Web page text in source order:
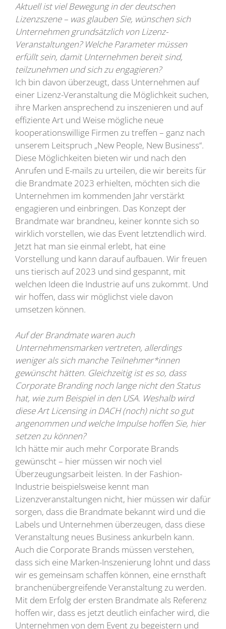
Aktuell ist viel Bewegung in der deutschen
Lizenzszene – was glauben Sie, wünschen sich
Unternehmen grundsätzlich von Lizenz-
Veranstaltungen? Welche Parameter müssen
erfüllt sein, damit Unternehmen bereit sind,
teilzunehmen und sich zu engagieren?
Ich bin davon überzeugt, dass Unternehmen auf
einer Lizenz-Veranstaltung die Möglichkeit suchen,
ihre Marken ansprechend zu inszenieren und auf
effiziente Art und Weise mögliche neue
kooperationswillige Firmen zu treffen – ganz nach
unserem Leitspruch „New People, New Business“.
Diese Möglichkeiten bieten wir und nach den
Anrufen und E-mails zu urteilen, die wir bereits für
die Brandmate 2023 erhielten, möchten sich die
Unternehmen im kommenden Jahr verstärkt
engagieren und einbringen. Das Konzept der
Brandmate war brandneu, keiner konnte sich so
wirklich vorstellen, wie das Event letztendlich wird.
Jetzt hat man sie einmal erlebt, hat eine
Vorstellung und kann darauf aufbauen. Wir freuen
uns tierisch auf 2023 und sind gespannt, mit
welchen Ideen die Industrie auf uns zukommt. Und
wir hoffen, dass wir möglichst viele davon
umsetzen können.
Auf der Brandmate waren auch
Unternehmensmarken vertreten, allerdings
weniger als sich manche Teilnehmer*innen
gewünscht hätten. Gleichzeitig ist es so, dass
Corporate Branding noch lange nicht den Status
hat, wie zum Beispiel in den USA. Weshalb wird
diese Art Licensing in DACH (noch) nicht so gut
angenommen und welche Impulse hoffen Sie, hier
setzen zu können?
Ich hätte mir auch mehr Corporate Brands
gewünscht – hier müssen wir noch viel
Überzeugungsarbeit leisten. In der Fashion-
Industrie beispielsweise kennt man
Lizenzveranstaltungen nicht, hier müssen wir dafür
sorgen, dass die Brandmate bekannt wird und die
Labels und Unternehmen überzeugen, dass diese
Veranstaltung neues Business ankurbeln kann.
Auch die Corporate Brands müssen verstehen,
dass sich eine Marken-Inszenierung lohnt und dass
wir es gemeinsam schaffen können, eine ernsthaft
branchenübergreifende Veranstaltung zu werden.
Mit dem Erfolg der ersten Brandmate als Referenz
hoffen wir, dass es jetzt deutlich einfacher wird, die
Unternehmen von dem Event zu begeistern und